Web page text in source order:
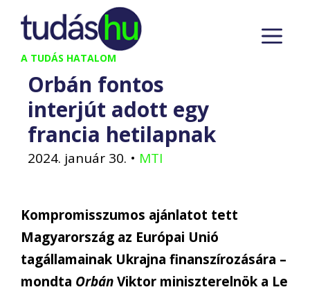
Kilépés
tartalomba
A TUDÁS HATALOM
Orbán fontos
interjút adott egy
francia hetilapnak
2024. január 30. • MTI
Kompromisszumos ajánlatot tett
Magyarország az Európai Unió
tagállamainak Ukrajna finanszírozására –
mondta OrbánViktor miniszterelnök a Le